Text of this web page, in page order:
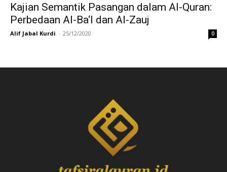
Kajian Semantik Pasangan dalam Al-Quran:
Perbedaan Al-Ba‘l dan Al-Zauj
Alif Jabal Kurdi - 25/12/2020 0